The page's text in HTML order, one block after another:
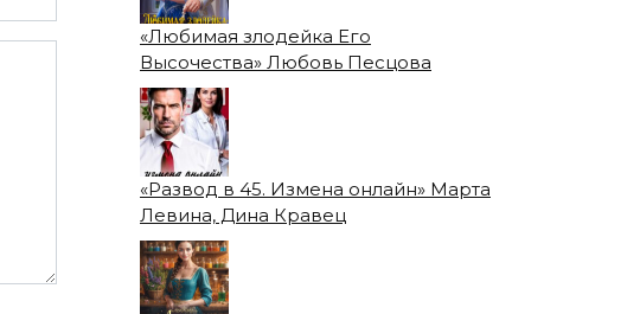
«Любимая злодейка Его
Высочества» Любовь Песцова
«Развод в 45. Измена онлайн» Марта
Левина, Дина Кравец